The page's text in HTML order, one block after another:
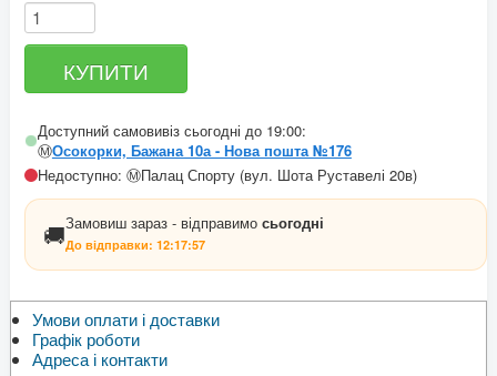
Доступний самовивіз сьогодні до 19:00:
Ⓜ️Осокорки, Бажана 10а - Нова пошта №176
Недоступно: Ⓜ️Палац Спорту (вул. Шота Руставелі 20в)
🚚Замовиш зараз - відправимо сьогодні
До відправки: 12:17:57
Умови оплати і доставки
Графік роботи
Адреса і контакти